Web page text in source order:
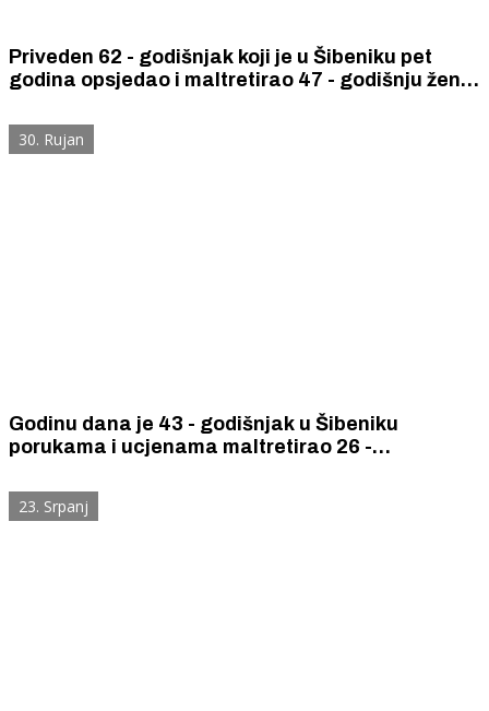
Priveden 62 - godišnjak koji je u Šibeniku pet
godina opsjedao i maltretirao 47 - godišnju ženu
30. Rujan
Godinu dana je 43 - godišnjak u Šibeniku
porukama i ucjenama maltretirao 26 -
23. Srpanj